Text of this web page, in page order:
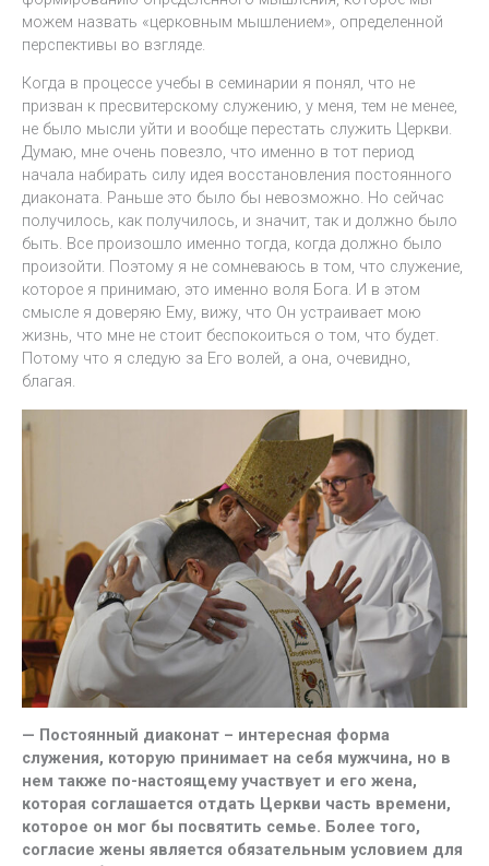
можем назвать «церковным мышлением», определенной
перспективы во взгляде.
Когда в процессе учебы в семинарии я понял, что не
призван к пресвитерскому служению, у меня, тем не менее,
не было мысли уйти и вообще перестать служить Церкви.
Думаю, мне очень повезло, что именно в тот период
начала набирать силу идея восстановления постоянного
диаконата. Раньше это было бы невозможно. Но сейчас
получилось, как получилось, и значит, так и должно было
быть. Все произошло именно тогда, когда должно было
произойти. Поэтому я не сомневаюсь в том, что служение,
которое я принимаю, это именно воля Бога. И в этом
смысле я доверяю Ему, вижу, что Он устраивает мою
жизнь, что мне не стоит беспокоиться о том, что будет.
Потому что я следую за Его волей, а она, очевидно,
благая.
— Постоянный диаконат – интересная форма
служения, которую принимает на себя мужчина, но в
нем также по-настоящему участвует и его жена,
которая соглашается отдать Церкви часть времени,
которое он мог бы посвятить семье. Более того,
согласие жены является обязательным условием для